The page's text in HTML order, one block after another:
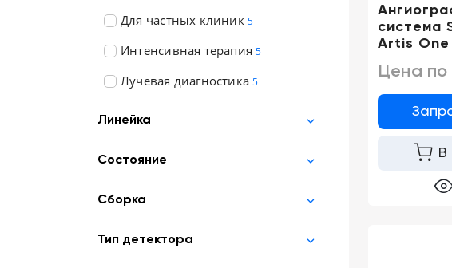
Для частных клиник 5
Интенсивная терапия 5
Лучевая диагностика 5
Линейка
Состояние
Сборка
Тип детектора
система
Artis One
Цена по
В